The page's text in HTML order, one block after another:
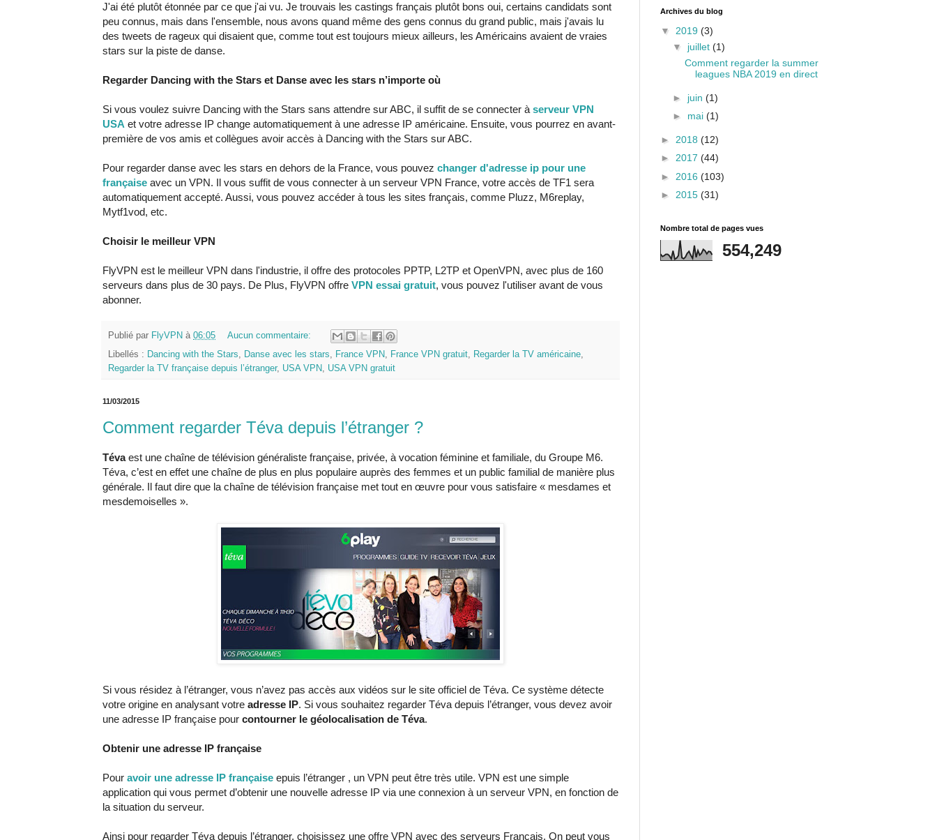
J'ai été plutôt étonnée par ce que j'ai vu. Je trouvais les castings français plutôt bons oui, certains candidats sont
peu connus, mais dans l'ensemble, nous avons quand même des gens connus du grand public, mais j'avais lu
des tweets de rageux qui disaient que, comme tout est toujours mieux ailleurs, les Américains avaient de vraies
stars sur la piste de danse.
Regarder Dancing with the Stars et Danse avec les stars n’importe où
Si vous voulez suivre Dancing with the Stars sans attendre sur ABC, il suffit de se connecter à serveur VPN
USA et votre adresse IP change automatiquement à une adresse IP américaine. Ensuite, vous pourrez en avant-
première de vos amis et collègues avoir accès à Dancing with the Stars sur ABC.
Pour regarder danse avec les stars en dehors de la France, vous pouvez changer d'adresse ip pour une
française avec un VPN. Il vous suffit de vous connecter à un serveur VPN France, votre accès de TF1 sera
automatiquement accepté. Aussi, vous pouvez accéder à tous les sites français, comme Pluzz, M6replay,
Mytf1vod, etc.
Choisir le meilleur VPN
FlyVPN est le meilleur VPN dans l'industrie, il offre des protocoles PPTP, L2TP et OpenVPN, avec plus de 160
serveurs dans plus de 30 pays. De Plus, FlyVPN offre VPN essai gratuit, vous pouvez l'utiliser avant de vous
abonner.
Publié par FlyVPN à 06:05
Aucun commentaire:
Libellés : Dancing with the Stars Danse avec les stars France VPN France VPN gratuit Regarder la TV américaine
Regarder la TV française depuis l’étranger, USA VPN USA VPN gratuit
11/03/2015
Comment regarder Téva depuis l’étranger ?
Tévaest une chaîne de télévision généraliste française, privée, à vocation féminine et familiale, du Groupe M6.
Téva, c’est en effet une chaîne de plus en plus populaire auprès des femmes et un public familial de manière plus
générale. Il faut dire que la chaîne de télévision française met tout en œuvre pour vous satisfaire « mesdames et
mesdemoiselles ».
Si vous résidez à l’étranger, vous n’avez pas accès aux vidéos sur le site officiel de Téva. Ce système détecte
votre origine en analysant votre adresse IP. Si vous souhaitez regarder Téva depuis l’étranger, vous devez avoir
une adresse IP française pour contourner le géolocalisation de Téva.
Obtenir une adresse IP française
Pour avoir une adresse IP française epuis l’étranger , un VPN peut être très utile. VPN est une simple
application qui vous permet d’obtenir une nouvelle adresse IP via une connexion à un serveur VPN, en fonction de
la situation du serveur.
Ainsi pour regarder Téva depuis l’étranger, choisissez une offre VPN avec des serveurs Français. On peut vous
Archives du blog
▼ 2019 (3)
▼ juillet (1)
Comment regarder la summer
leagues NBA 2019 en direct
► juin (1)
► mai (1)
► 2018 (12)
► 2017 (44)
► 2016 (103)
► 2015 (31)
Nombre total de pages vues
554,249